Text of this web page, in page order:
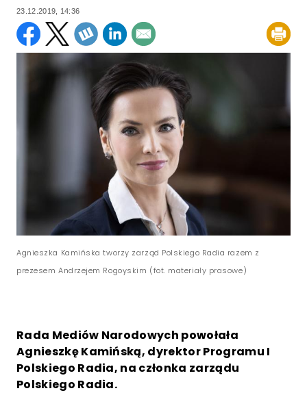
23.12.2019, 14:36
Agnieszka Kamińska tworzy zarząd Polskiego Radia razem z
prezesem Andrzejem Rogoyskim (fot. materiały prasowe)
Rada Mediów Narodowych powołała
Agnieszkę Kamińską, dyrektor Programu I
Polskiego Radia, na członka zarządu
Polskiego Radia.